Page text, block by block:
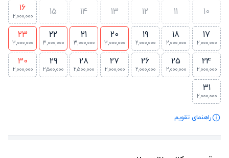
10
11
12
13
14
15
16
2,000,000
17
2,000,000
18
2,000,000
19
2,000,000
20
3,000,000
21
3,000,000
22
3,000,000
23
3,000,000
24
2,000,000
25
2,000,000
26
2,000,000
27
2,000,000
28
2,500,000
29
2,500,000
30
2,000,000
31
2,000,000
راهنمای تقویم